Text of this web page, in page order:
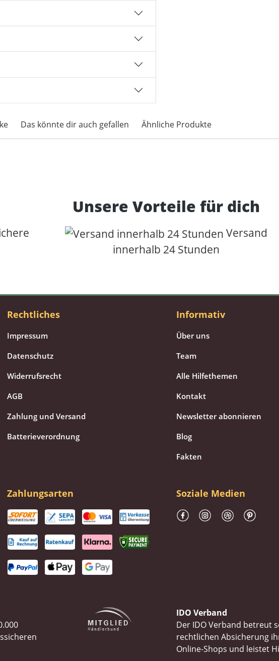
Das könnte dir auch gefallen Ähnliche Produkte
Unsere Vorteile für dich
Versand
innerhalb 24 Stunden
Rechtliches
Impressum
Datenschutz
Widerrufsrecht
AGB
Zahlung und Versand
Batterieverordnung
Informativ
Über uns
Team
Alle Hilfethemen
Kontakt
Newsletter abonnieren
Blog
Fakten
Zahlungsarten Soziale Medien
IDO Verband
Der IDO Verband betreut
rechtlichen Absicherung
Online-Shops und leistet